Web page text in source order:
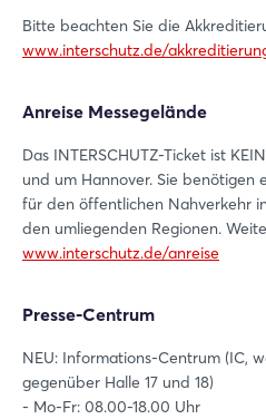
Bitte beachten Sie die
www.interschutz.de/
Anreise Messegelände
Das INTERSCHUTZ-Ticket ist
und um Hannover. Sie benötigen
für den öffentlichen Nahverkehr
den umliegenden Regionen.
www.interschutz.de/anreise
Presse-Centrum
NEU: Informations-Centrum (IC,
gegenüber Halle 17 und 18)
- Mo-Fr: 08.00-18.00 Uhr